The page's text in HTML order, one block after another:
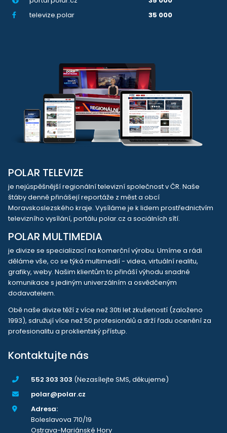
televize.polar
35 000
POLAR TELEVIZE
je nejúspěšnější regionální televizní společnost v ČR. Naše
štáby denně přinášejí reportáže z měst a obcí
Moravskoslezského kraje. Vysíláme je k lidem prostřednictvím
televizního vysílání, portálu polar.cz a sociálních sítí.
POLAR MULTIMEDIA
je divize se specializací na komerční výrobu. Umíme a rádi
děláme vše, co se týká multimedií - videa, virtuální realitu,
grafiky, weby. Našim klientům to přináší výhodu snadné
komunikace s jediným univerzálním a osvědčeným
dodavatelem.
Obě naše divize těží z více než 30ti let zkušeností (založeno
1993), sdružují více než 50 profesionálů a drží řadu ocenění za
profesionalitu a proklientský přístup.
Kontaktujte nás
552 303 303 (Nezasílejte SMS, děkujeme)
polar@polar.cz
Adresa:
Boleslavova 710/19
Ostrava-Mariánské Hory